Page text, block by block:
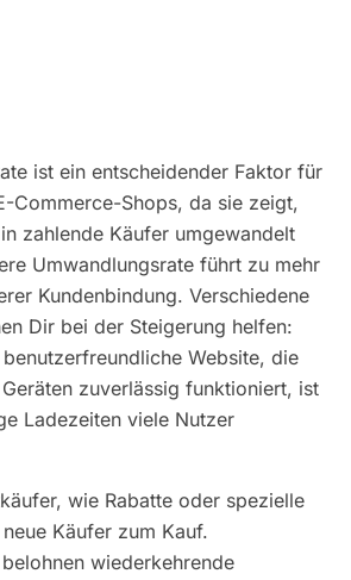
ist ein entscheidender Faktor für
Commerce-Shops, da sie zeigt,
zahlende Käufer umgewandelt
Umwandlungsrate führt zu mehr
Kundenbindung. Verschiedene
Dir bei der Steigerung helfen:
Website, die
zuverlässig funktioniert, ist
Ladezeiten viele Nutzer
wie Rabatte oder spezielle
Käufer zum Kauf.
wiederkehrende